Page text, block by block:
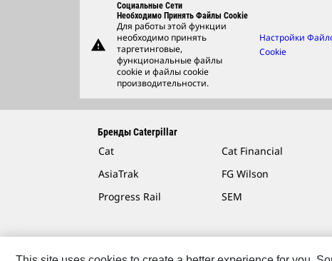
warning
Социальные Сети
Необходимо Принять Файлы Cookie
Для работы этой функции
необходимо принять
таргетинговые,
функциональные файлы
cookie и файлы cookie
производительности.
Настройки
Cookie
Бренды Caterpillar
Cat Cat Financial
AsiaTrak
FG Wilson
Progress Rail
SEM